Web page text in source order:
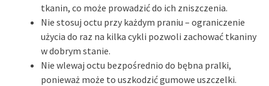
tkanin, co może prowadzić do ich zniszczenia.
Nie stosuj octu przy każdym praniu – ograniczenie
użycia do raz na kilka cykli pozwoli zachować tkaniny
w dobrym stanie.
Nie wlewaj octu bezpośrednio do bębna pralki,
ponieważ może to uszkodzić gumowe uszczelki.